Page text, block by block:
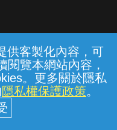
供客製化內容，可
閱覽本網站內容，
。更多關於隱私
隱私權保護政策。
務條款 隱私權保護
人家庭分公司
© 2026